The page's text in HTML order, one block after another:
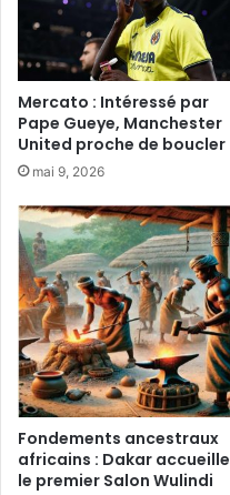
Mercato : Intéressé par
Pape Gueye, Manchester
United proche de boucler
mai 9, 2026
Fondements ancestraux
africains : Dakar accueille
le premier Salon Wulindi